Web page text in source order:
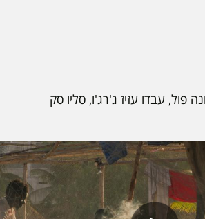
פול, עבדו עזיז ג'רג'ו, סליו סק